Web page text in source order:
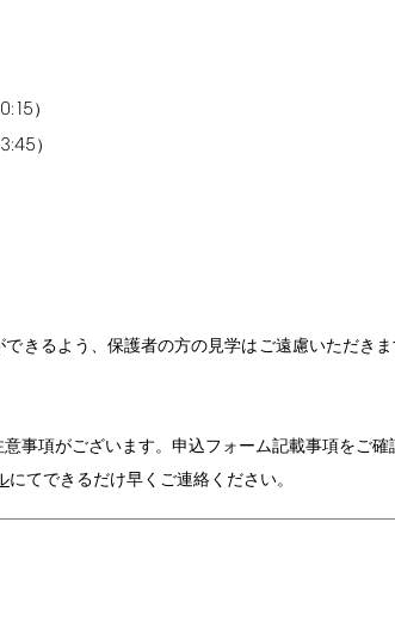
）
）
きるよう、保護者の方の見学はご遠慮いただき
事項がございます。申込フォーム記載事項をご確
にてできるだけ早くご連絡ください。